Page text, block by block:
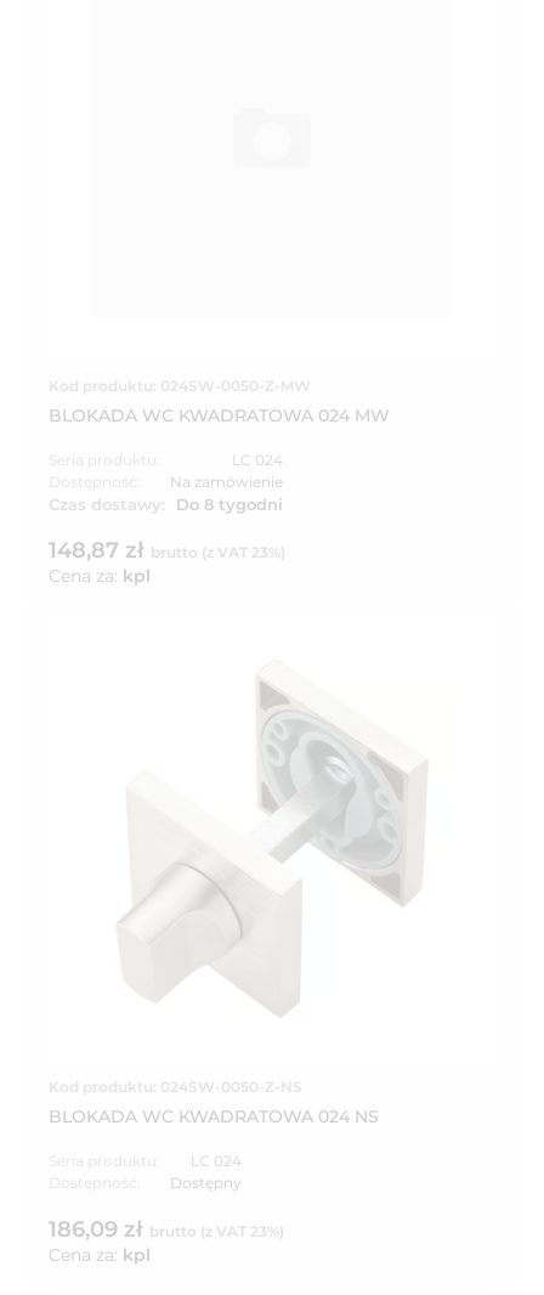
Kod produktu: 024SW-0050-Z-MW
BLOKADA WC KWADRATOWA 024 MW
Seria produktu:
LC 024
Dostępność:
Na zamówienie
Czas dostawy: Do 8 tygodni
148,87 zł brutto (z VAT 23%)
Cena za: kpl
Kod produktu: 024SW-0050-Z-NS
BLOKADA WC KWADRATOWA 024 NS
Seria produktu:
LC 024
Dostępność:
Dostępny
186,09 zł brutto (z VAT 23%)
Cena za: kpl